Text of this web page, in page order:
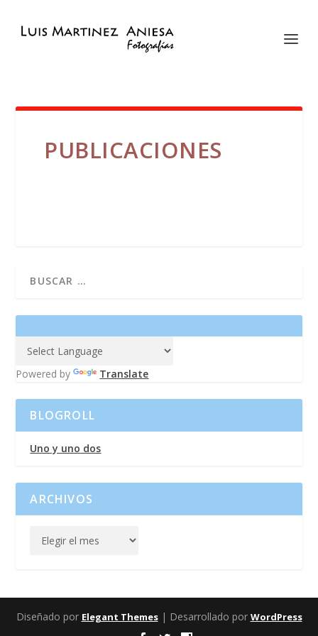
PUBLICACIONES
Powered by Translate
BLOGROLL
Uno y uno dos
ARCHIVOS
Diseñado por Elegant Themes| Desarrollado por WordPress